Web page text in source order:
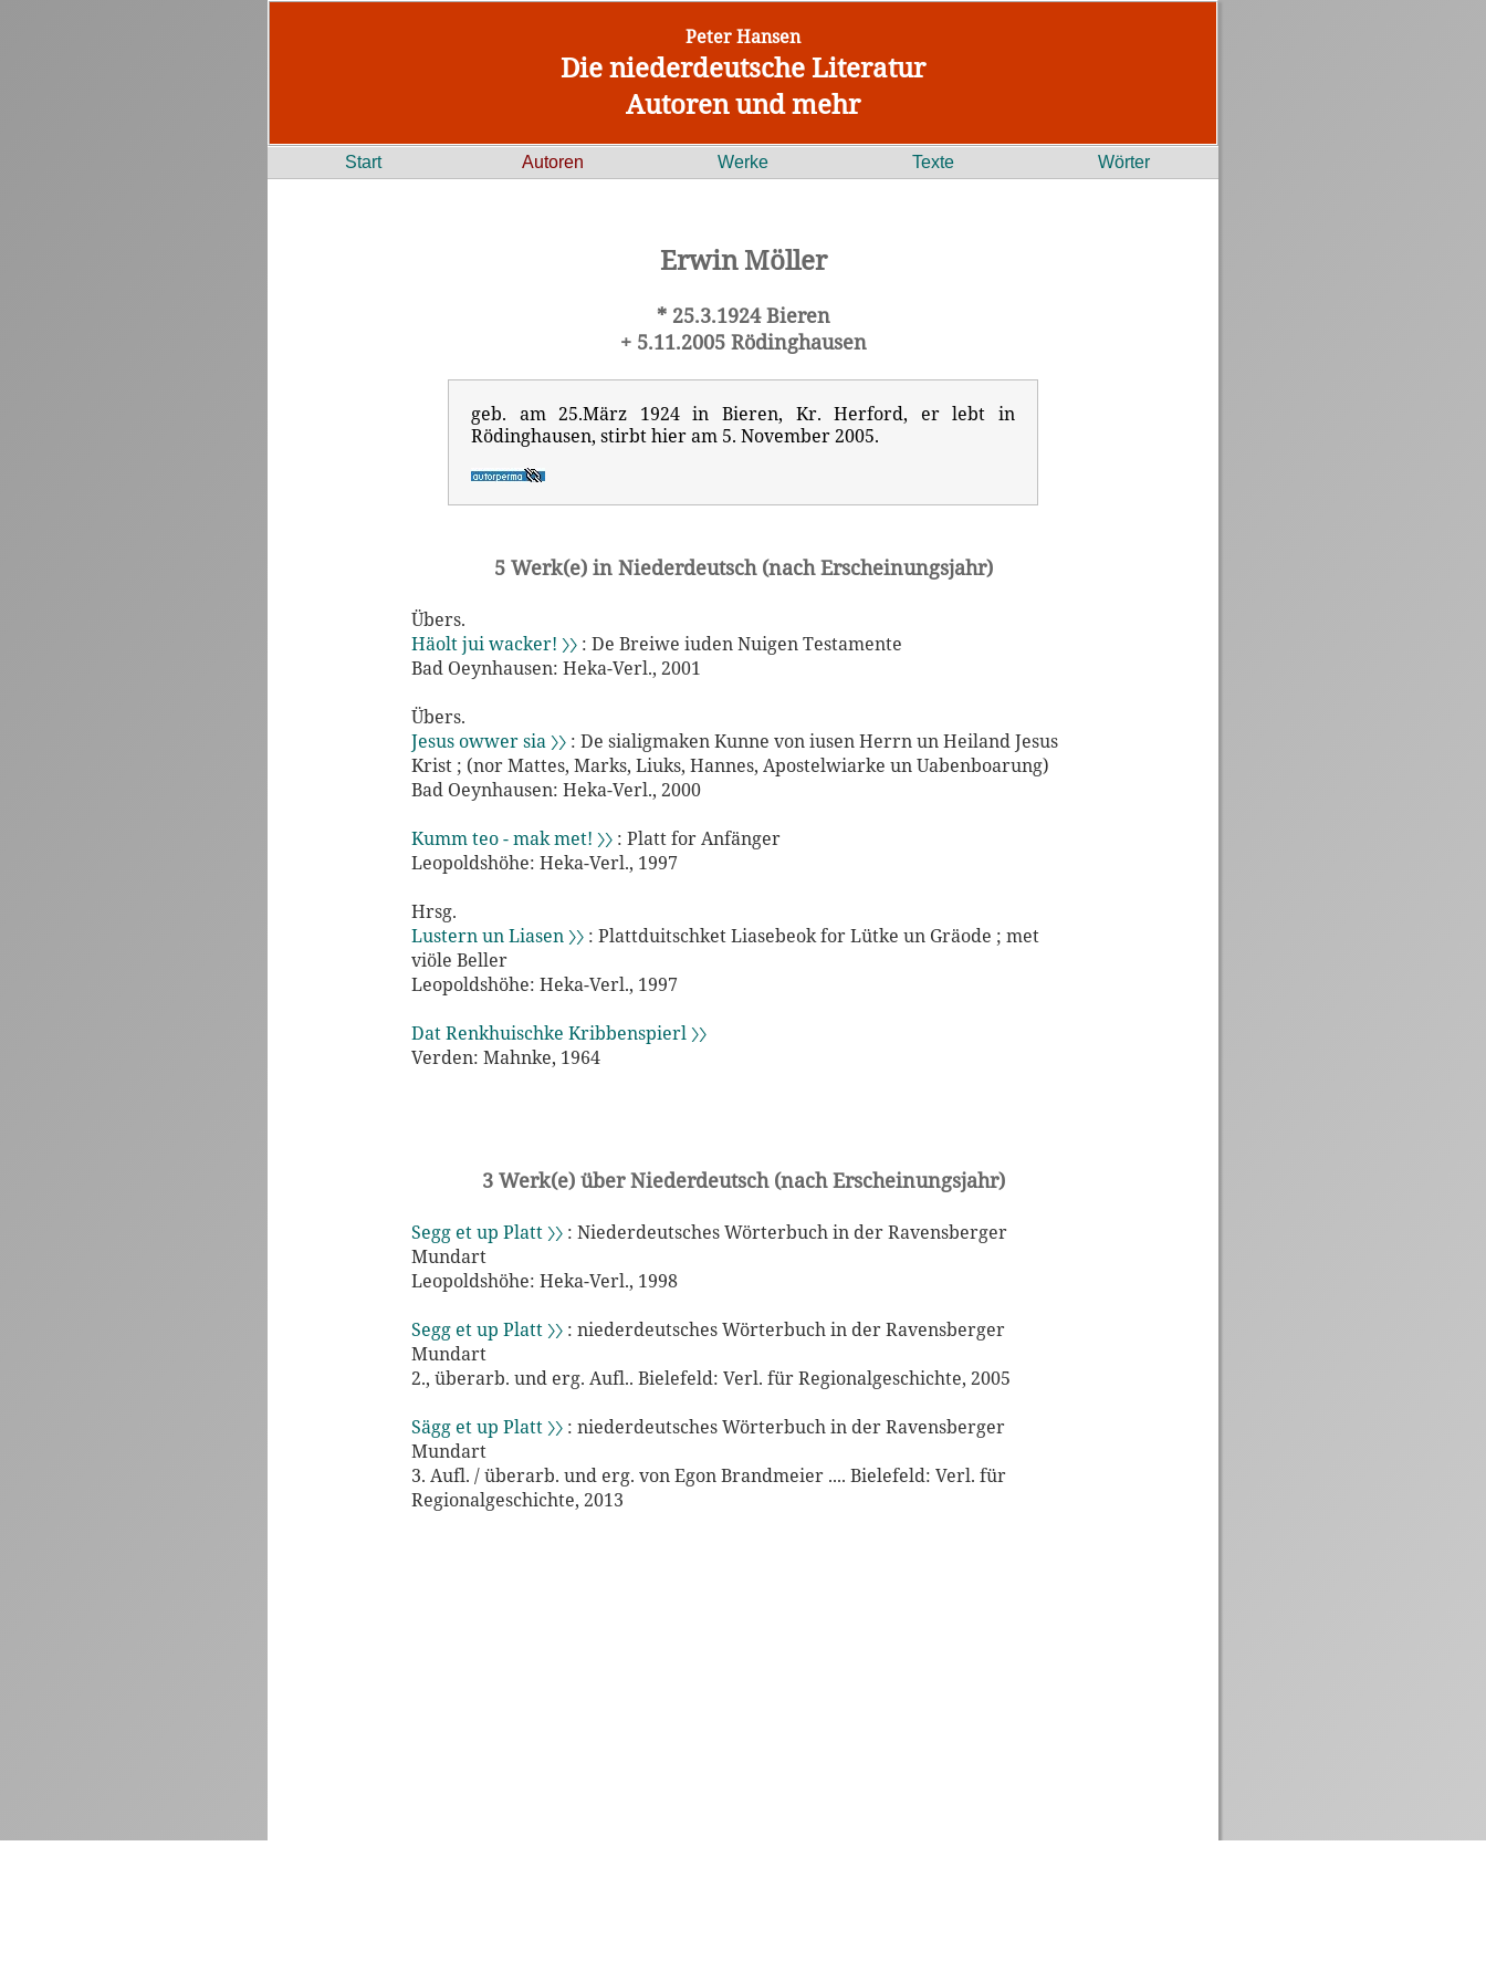
Peter Hansen
Die niederdeutsche Literatur
Autoren und mehr
Start Autoren Werke Texte Wörter
Erwin Möller
* 25.3.1924 Bieren
+ 5.11.2005 Rödinghausen
geb. am 25.März 1924 in Bieren, Kr. Herford, er lebt in
Rödinghausen, stirbt hier am 5. November 2005.
5 Werk(e) in Niederdeutsch (nach Erscheinungsjahr)
Übers.
Häolt jui wacker! 〉〉 : De Breiwe iuden Nuigen Testamente
Bad Oeynhausen: Heka-Verl., 2001
Übers.
Jesus owwer sia 〉〉 : De sialigmaken Kunne von iusen Herrn un Heiland Jesus
Krist ; (nor Mattes, Marks, Liuks, Hannes, Apostelwiarke un Uabenboarung)
Bad Oeynhausen: Heka-Verl., 2000
Kumm teo - mak met! 〉〉 : Platt for Anfänger
Leopoldshöhe: Heka-Verl., 1997
Hrsg.
Lustern un Liasen 〉〉 : Plattduitschket Liasebeok for Lütke un Gräode ; met
viöle Beller
Leopoldshöhe: Heka-Verl., 1997
Dat Renkhuischke Kribbenspierl 〉〉
Verden: Mahnke, 1964
3 Werk(e) über Niederdeutsch (nach Erscheinungsjahr)
Segg et up Platt 〉〉 : Niederdeutsches Wörterbuch in der Ravensberger
Mundart
Leopoldshöhe: Heka-Verl., 1998
Segg et up Platt 〉〉 : niederdeutsches Wörterbuch in der Ravensberger
Mundart
2., überarb. und erg. Aufl.. Bielefeld: Verl. für Regionalgeschichte, 2005
Sägg et up Platt 〉〉 : niederdeutsches Wörterbuch in der Ravensberger
Mundart
3. Aufl. / überarb. und erg. von Egon Brandmeier .... Bielefeld: Verl. für
Regionalgeschichte, 2013